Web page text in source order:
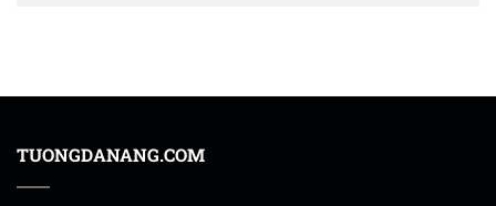
TUONGDANANG.COM